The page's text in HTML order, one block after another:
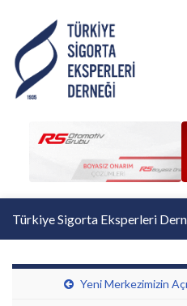
Türkiye Sigorta Eksperleri
Yeni Merkezimizin